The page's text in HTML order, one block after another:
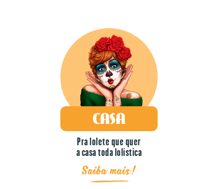
Pra lolete que quer
a casa toda lolística
Saiba mais!